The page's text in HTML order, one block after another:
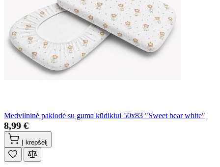
Medvilninė paklodė su guma kūdikiui 50x83 "Sweet bear white"
8,99 €
Į krepšelį